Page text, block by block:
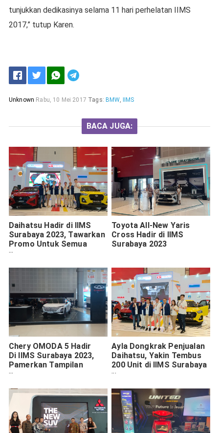
tunjukkan dedikasinya selama 11 hari perhelatan IIMS
2017,” tutup Karen.
Unknown Rabu, 10 Mei 2017 Tags:BMW, IIMS
BACA JUGA:
Daihatsu Hadir di IIMS
Surabaya 2023, Tawarkan
Promo Untuk Semua
Produk Unggulan
Toyota All-New Yaris
Cross Hadir di IIMS
Surabaya 2023
Chery OMODA 5 Hadir
Di IIMS Surabaya 2023,
Pamerkan Tampilan
Premium Futuristik
Ayla Dongkrak Penjualan
Daihatsu, Yakin Tembus
200 Unit di IIMS Surabaya
2023